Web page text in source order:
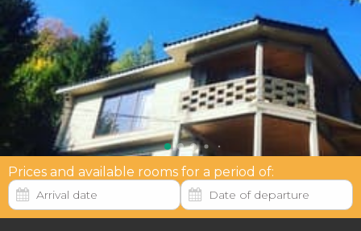
Prices and available rooms for a period of: